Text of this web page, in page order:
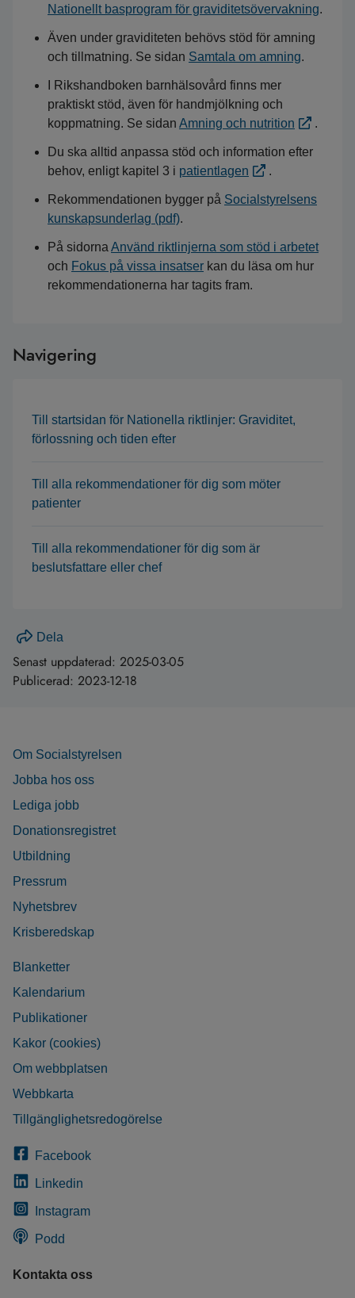
Nationellt basprogram för graviditetsövervakning.
Även under graviditeten behövs stöd för amning
och tillmatning. Se sidan Samtala om amning.
I Rikshandboken barnhälsovård finns mer
praktiskt stöd, även för handmjölkning och
koppmatning. Se sidan Amning och nutrition .
Du ska alltid anpassa stöd och information efter
behov, enligt kapitel 3 i patientlagen .
Rekommendationen bygger på Socialstyrelsens
kunskapsunderlag (pdf).
På sidorna Använd riktlinjerna som stöd i arbetet
och Fokus på vissa insatser kan du läsa om hur
rekommendationerna har tagits fram.
Navigering
Till startsidan för Nationella riktlinjer: Graviditet,
förlossning och tiden efter
Till alla rekommendationer för dig som möter
patienter
Till alla rekommendationer för dig som är
beslutsfattare eller chef
Dela
Senast uppdaterad: 2025-03-05
Publicerad: 2023-12-18
Om Socialstyrelsen
Jobba hos oss
Lediga jobb
Donationsregistret
Utbildning
Pressrum
Nyhetsbrev
Krisberedskap
Blanketter
Kalendarium
Publikationer
Kakor (cookies)
Om webbplatsen
Webbkarta
Tillgänglighetsredogörelse
Facebook
Linkedin
Instagram
Podd
Kontakta oss